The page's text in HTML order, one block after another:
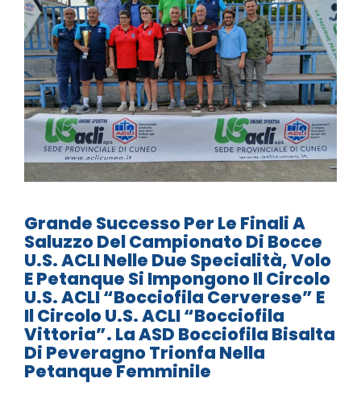
Grande Successo Per Le Finali A
Saluzzo Del Campionato Di Bocce
U.S. ACLI Nelle Due Specialità, Volo
E Petanque Si Impongono Il Circolo
U.S. ACLI “Bocciofila Cerverese” E
Il Circolo U.S. ACLI “Bocciofila
Vittoria”. La ASD Bocciofila Bisalta
Di Peveragno Trionfa Nella
Petanque Femminile